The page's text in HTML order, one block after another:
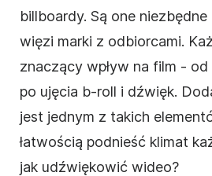
billboardy. Są one
więzi marki z odbiorcami.
znaczący wpływ na film -
po ujęcia b-roll i dźwięk.
jest jednym z takich
łatwością podnieść klimat
jak udźwiękowić wideo?